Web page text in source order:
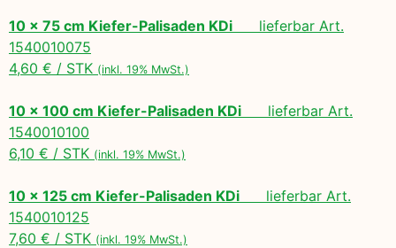
10 x 75 cm Kiefer-Palisaden KDi lieferbar Art.
1540010075
4,60 € / STK (inkl. 19% MwSt.)
10 x 100 cm Kiefer-Palisaden KDi lieferbar Art.
1540010100
6,10 € / STK (inkl. 19% MwSt.)
10 x 125 cm Kiefer-Palisaden KDi lieferbar Art.
1540010125
7,60 € / STK (inkl. 19% MwSt.)